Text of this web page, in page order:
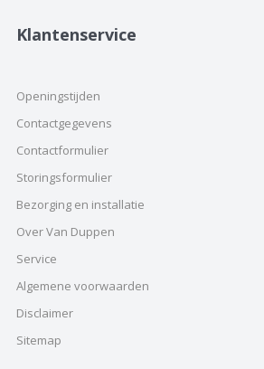
Klantenservice
Openingstijden
Contactgegevens
Contactformulier
Storingsformulier
Bezorging en installatie
Over Van Duppen
Service
Algemene voorwaarden
Disclaimer
Sitemap